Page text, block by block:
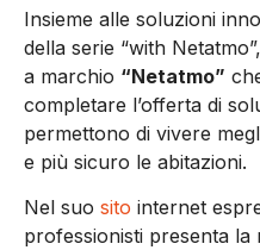
Insieme alle soluzioni
della serie “with Netatmo”,
a marchio “Netatmo”
completare l’offerta di
permettono di vivere
e più sicuro le abitazioni.
Nel suo sito internet
professionisti presenta